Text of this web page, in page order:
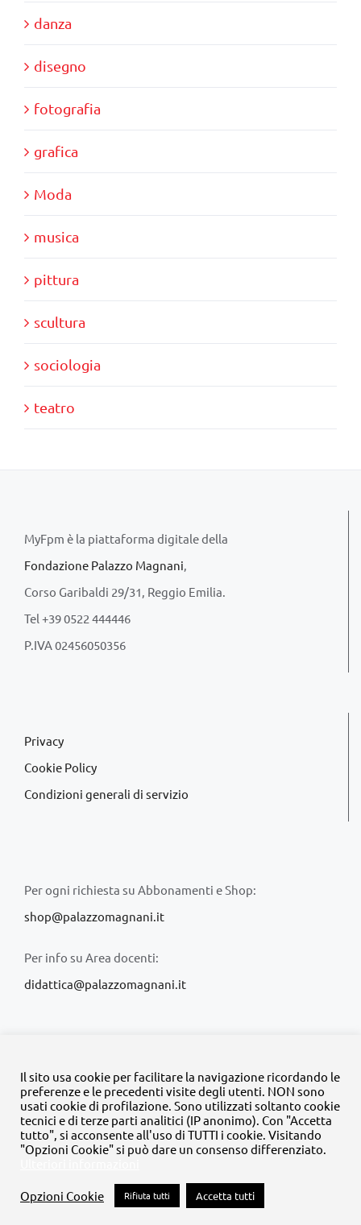
danza
disegno
fotografia
grafica
Moda
musica
pittura
scultura
sociologia
teatro
MyFpm è la piattaforma digitale della
Fondazione Palazzo Magnani,
Corso Garibaldi 29/31, Reggio Emilia.
Tel +39 0522 444446
P.IVA 02456050356
Privacy
Cookie Policy
Condizioni generali di servizio
Per ogni richiesta su Abbonamenti e Shop:
shop@palazzomagnani.it
Per info su Area docenti:
didattica@palazzomagnani.it
© Copyright 2020 -2026 | Tutti i diritti riservati | MyFpm è un
progetto dellaFondazione Palazzo Magnani
FacebookInstagram
TwitterLinkedInYouTube
Il sito usa cookie per facilitare la navigazione ricordando le
preferenze e le precedenti visite degli utenti. NON sono
usati cookie di profilazione. Sono utilizzati soltanto cookie
tecnici e di terze parti analitici (IP anonimo). Con "Accetta
tutto", si acconsente all'uso di TUTTI i cookie. Visitando
"Opzioni Cookie" si può dare un consenso differenziato.
Opzioni Cookie Rifiuta tutti Accetta tutti